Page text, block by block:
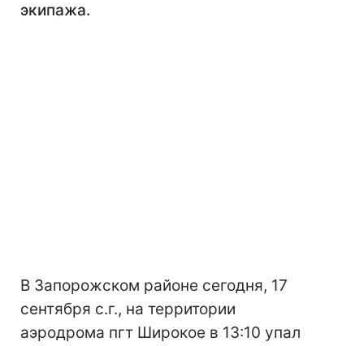
экипажа.
В Запорожском районе сегодня, 17
сентября с.г., на территории
аэродрома пгт Широкое в 13:10 упал